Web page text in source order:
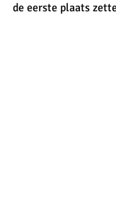
de eerste plaats